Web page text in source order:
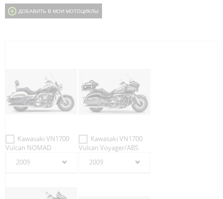
ДОБАВИТЬ В МОИ МОТОЦИКЛЫ
Kawasaki VN1700
Vulcan NOMAD
2009
Kawasaki VN1700
Vulcan Voyager/ABS
2009